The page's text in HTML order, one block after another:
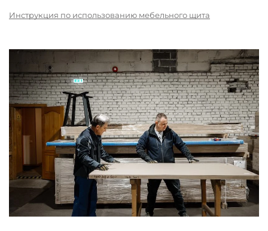
Инструкция по использованию мебельного щита